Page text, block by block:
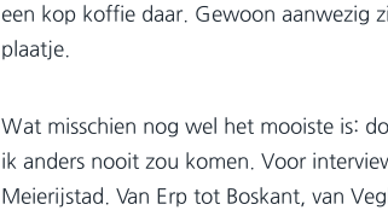
een kop koffie daar. Gewoon aanwezig
plaatje.
Wat misschien nog wel het mooiste is:
ik anders nooit zou komen. Voor
Meierijstad. Van Erp tot Boskant, van